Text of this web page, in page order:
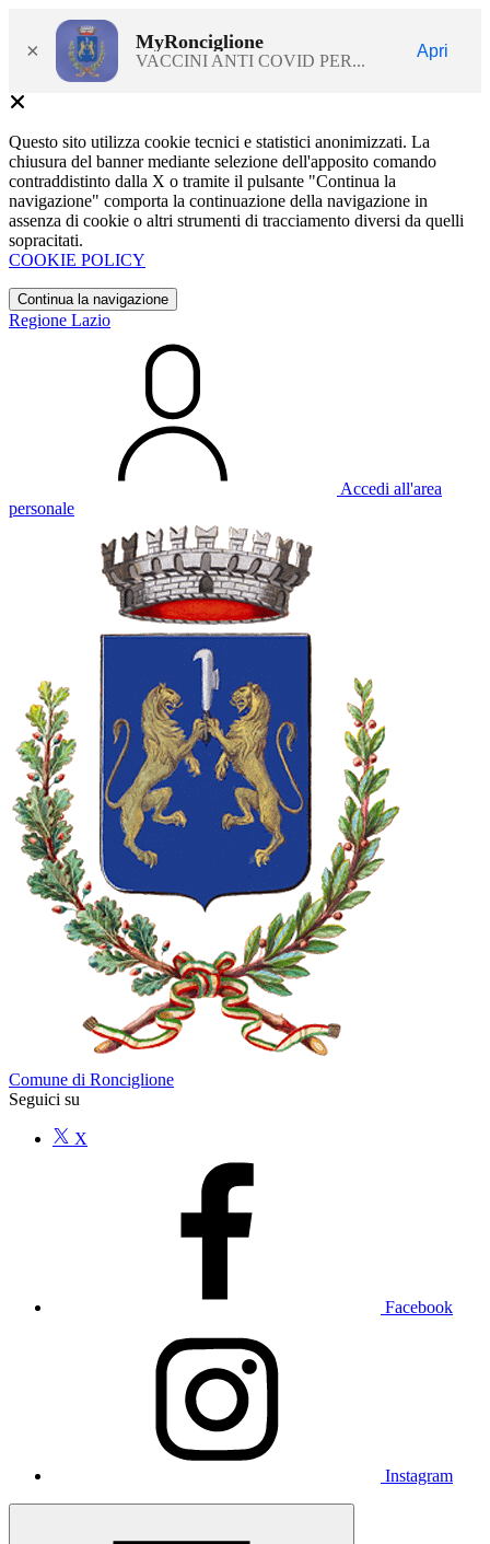
× MyRonciglione
VACCINI ANTI COVID PER...
Apri
Questo sito utilizza cookie tecnici e statistici anonimizzati. La
chiusura del banner mediante selezione dell'apposito comando
contraddistinto dalla X o tramite il pulsante "Continua la
navigazione" comporta la continuazione della navigazione in
assenza di cookie o altri strumenti di tracciamento diversi da quelli
sopracitati.
COOKIE POLICY
Continua la navigazione
Regione Lazio
Accedi all'area
personale
Comune di Ronciglione
Seguici su
X
Facebook
Instagram